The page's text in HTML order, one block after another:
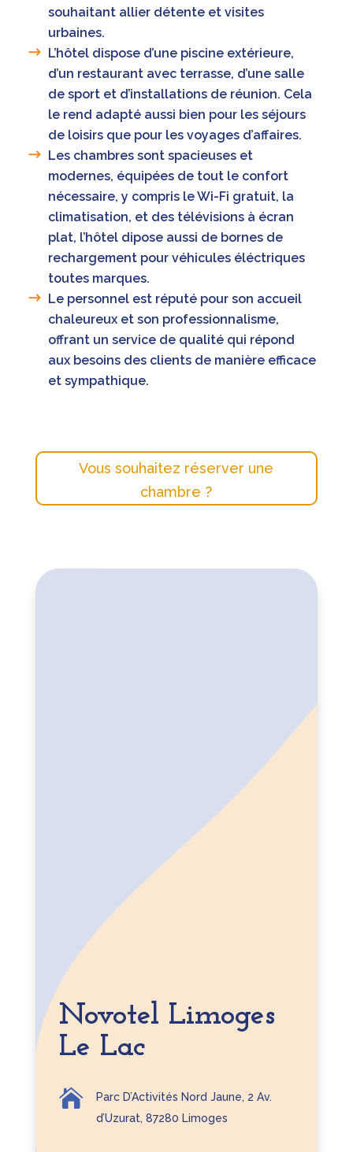
souhaitant allier détente et visites
urbaines.
L’hôtel dispose d’une piscine extérieure,
d’un restaurant avec terrasse, d’une salle
de sport et d’installations de réunion. Cela
le rend adapté aussi bien pour les séjours
de loisirs que pour les voyages d’affaires.
Les chambres sont spacieuses et
modernes, équipées de tout le confort
nécessaire, y compris le Wi-Fi gratuit, la
climatisation, et des télévisions à écran
plat, l’hôtel dipose aussi de bornes de
rechargement pour véhicules éléctriques
toutes marques.
Le personnel est réputé pour son accueil
chaleureux et son professionnalisme,
offrant un service de qualité qui répond
aux besoins des clients de manière efficace
et sympathique.
Vous souhaitez réserver une
chambre ?
Novotel Limoges
Le Lac

Parc D’Activités Nord Jaune, 2 Av.
d’Uzurat, 87280 Limoges